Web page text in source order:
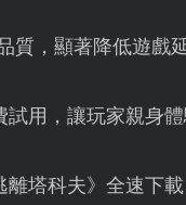
質，顯著降低遊戲延
試用，讓玩家親身
塔科夫》全速下